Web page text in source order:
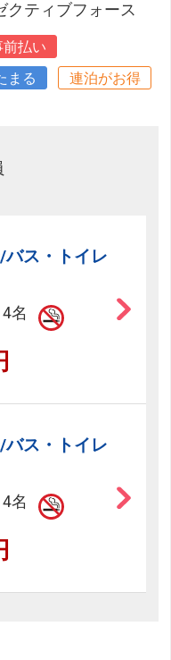
クティブフォース
前払い
まる
連泊がお得
ス・トイレ
名
ス・トイレ
名